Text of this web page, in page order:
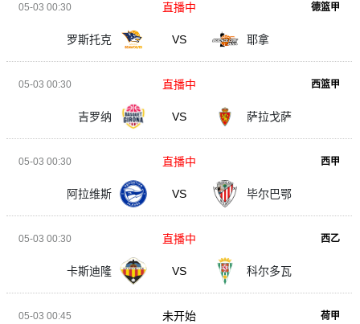
05-03 00:30 德篮甲
罗斯托克 VS 耶拿
直播中
05-03 00:30 西篮甲
吉罗纳 VS 萨拉戈萨
直播中
05-03 00:30 西甲
阿拉维斯 VS 毕尔巴鄂
直播中
05-03 00:30 西乙
卡斯迪隆 VS 科尔多瓦
直播中
05-03 00:45 荷甲
未开始